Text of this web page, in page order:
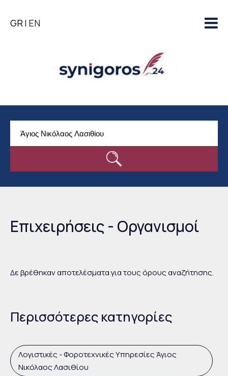
GR EN
Επιχειρήσεις - Οργανισμοί
Δε βρέθηκαν αποτελέσματα για τους όρους αναζήτησης.
Περισσότερες κατηγορίες
Λογιστικές - Φοροτεχνικές Υπηρεσίες Άγιος
Νικόλαος Λασιθίου